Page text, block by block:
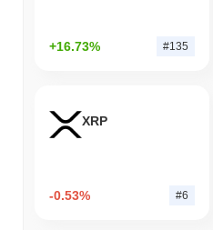
+16.73% #135
XRP
-0.53% #6